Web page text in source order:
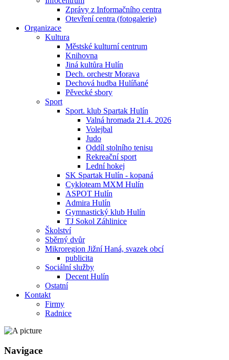
Zprávy z Informačního centra
Otevření centra (fotogalerie)
Organizace
Kultura
Městské kulturní centrum
Knihovna
Jiná kultůra Hulín
Dech. orchestr Morava
Dechová hudba Hulíňané
Pěvecké sbory
Sport
Sport. klub Spartak Hulín
Valná hromada 21.4. 2026
Volejbal
Judo
Oddíl stolního tenisu
Rekreační sport
Lední hokej
SK Spartak Hulín - kopaná
Cykloteam MXM Hulín
ASPOT Hulín
Admira Hulín
Gymnastický klub Hulín
TJ Sokol Záhlinice
Školství
Sběrný dvůr
Mikroregion Jižní Haná, svazek obcí
publicita
Sociální služby
Decent Hulín
Ostatní
Kontakt
Firmy
Radnice
Navigace